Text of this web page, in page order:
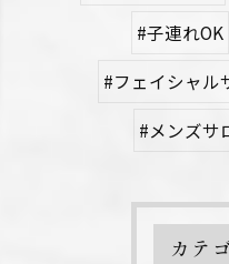
#子連れOK
#フェイシャル
#メンズサ
カテ